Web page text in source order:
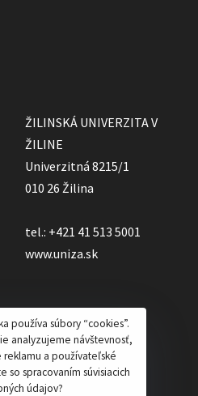
ŽILINSKÁ UNIVERZITA V
ŽILINE
Univerzitná 8215/1
010 26 Žilina
tel.: +421 41 513 5001
www.uniza.sk
používa súbory “cookies”.
analyzujeme návštevnosť,
a používateľské
so spracovaním súvisiacich
údajov?